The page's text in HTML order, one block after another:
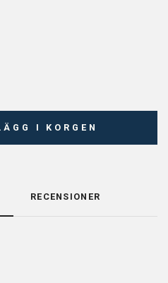
I KORGEN
RECENSIONER